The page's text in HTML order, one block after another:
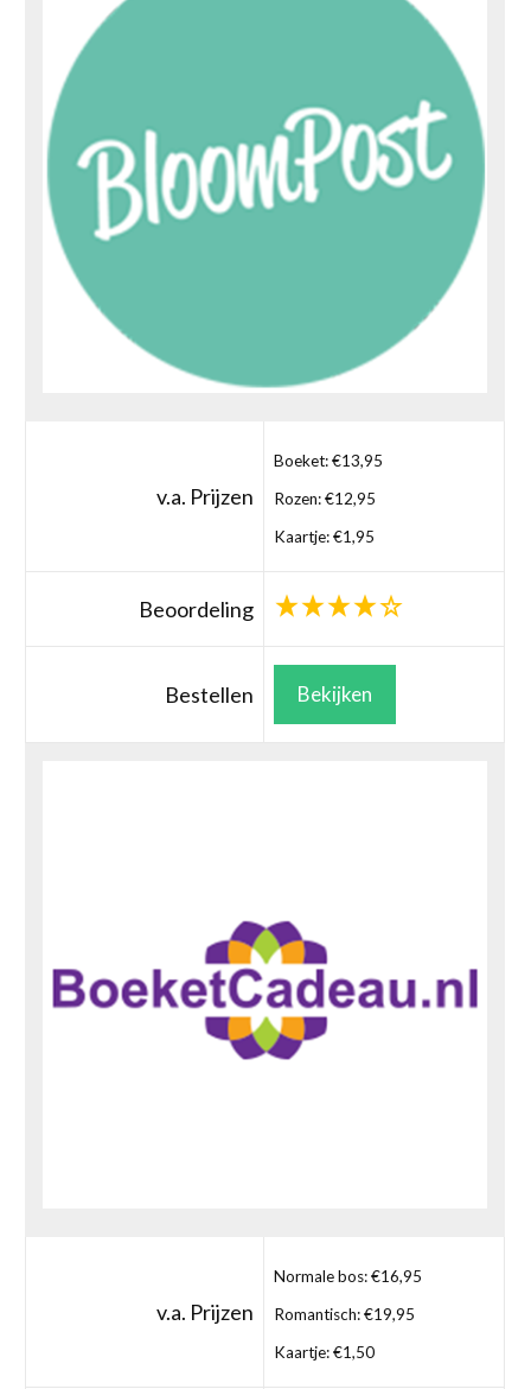
v.a. Prijzen
Boeket: €13,95
Rozen: €12,95
Kaartje: €1,95
Beoordeling
Bestellen Bekijken
v.a. Prijzen
Normale bos: €16,95
Romantisch: €19,95
Kaartje: €1,50